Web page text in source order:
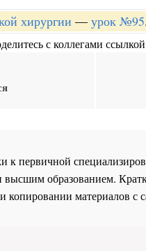
хирургии — урок №95.
с коллегами
к первичной
высшим образованием.
копировании материалов с